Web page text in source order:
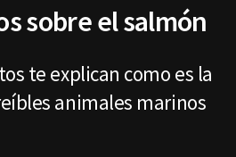
sobre el salmón
te explican como es la
animales marinos